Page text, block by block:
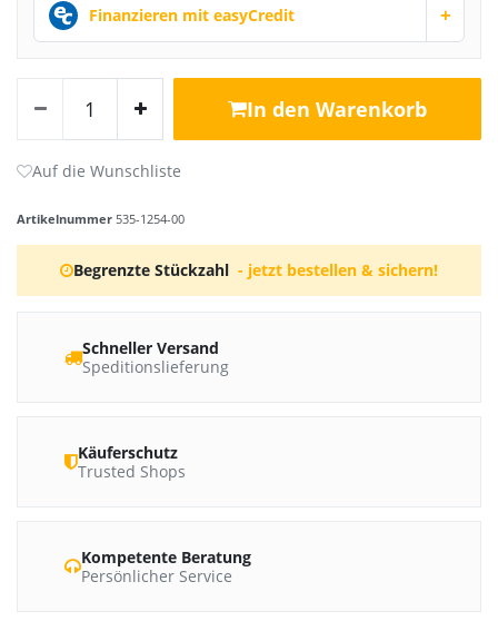
Finanzieren mit easyCredit +
In den Warenkorb
Artikelnummer 535-1254-00
Begrenzte Stückzahl - jetzt bestellen & sichern!
Schneller Versand
Speditionslieferung
Käuferschutz
Trusted Shops
Kompetente Beratung
Persönlicher Service